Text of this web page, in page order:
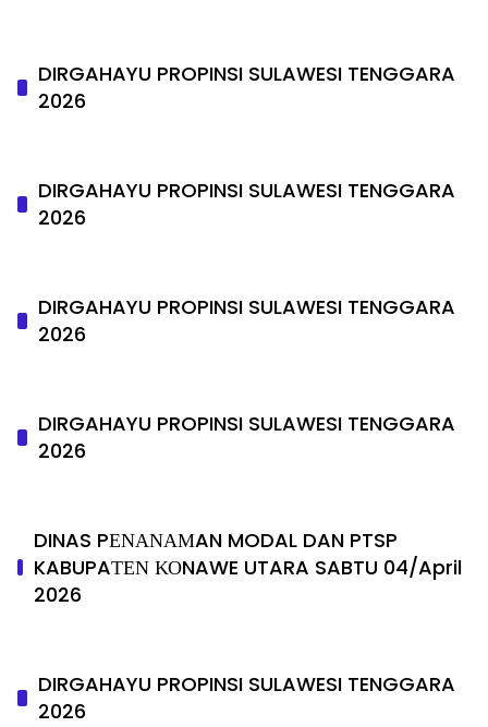
DIRGAHAYU PROPINSI SULAWESI TENGGARA
2026
DIRGAHAYU PROPINSI SULAWESI TENGGARA
2026
DIRGAHAYU PROPINSI SULAWESI TENGGARA
2026
DIRGAHAYU PROPINSI SULAWESI TENGGARA
2026
DINAS PΕΝΑΝΑΜAN MODAL DAN PTSP
KABUPAΤΕΝ ΚΟNAWE UTARA SABTU 04/April
2026
DIRGAHAYU PROPINSI SULAWESI TENGGARA
2026